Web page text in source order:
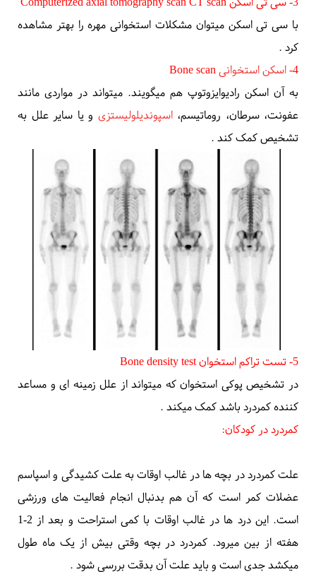
با سی تی اسکن میتوان مشکلات استخوانی مهره را بهتر مشاهده
کرد .
4- اسکن استخوانیBone scan
به آن اسکن رادیوایزوتوپ هم میگویند. میتواند در مواردی مانند
عفونت، سرطان، روماتیسم،اسپوندیلولیستزی و یا سایر علل به
تشخیص کمک کند .
5- تست تراکم استخوان
Bone density test
در تشخیص پوکی استخوان که میتواند از علل زمینه ای و مساعد
کننده کمردرد باشد کمک میکند .
کمردرد در کودکان: